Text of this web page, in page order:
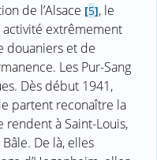
de l’Alsace [5], le
activité extrêmement
douaniers et de
Les Pur-Sang
Dès début 1941,
partent reconaître la
rendent à Saint-Louis,
De là, elles